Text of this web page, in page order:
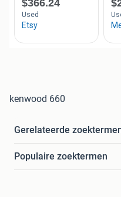
kenwood 660
Gerelateerde
Populaire zoektermen